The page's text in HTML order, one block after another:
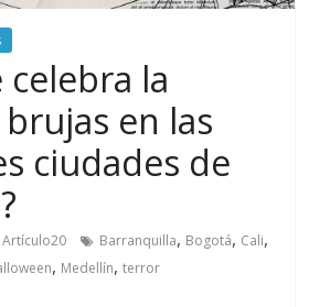
celebra la
en las
ciudades de
Artículo20 Barranquilla, Bogotá, Cali,
, Medellín,terror